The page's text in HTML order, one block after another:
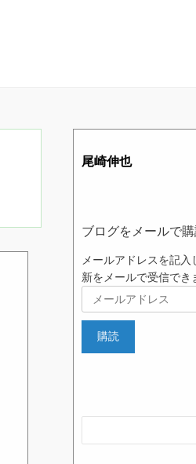
ブログをメールで購
メールアドレスを記
新をメールで受信でき
ー
購読